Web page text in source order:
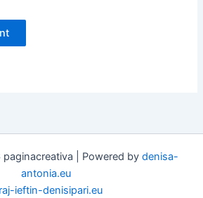
| Powered by denisa-
antonia.eu
ieftin-denisipari.eu